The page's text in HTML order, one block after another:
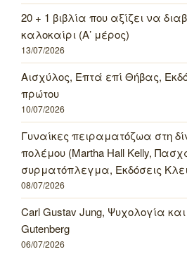
20 + 1 βιβλία που αξίζει να
καλοκαίρι (Α’ μέρος)
13/07/2026
Αισχύλος, Επτά επί Θήβας,
πρώτου
10/07/2026
Γυναίκες πειραματόζωα στη
πολέμου (Martha Hall Kelly,
συρματόπλεγμα, Εκδόσεις
08/07/2026
Carl Gustav Jung, Ψυχολογία
Gutenberg
06/07/2026